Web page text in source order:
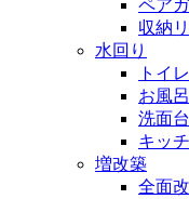
ペア
収納
水回り
トイ
お風
洗面
キッ
増改築
全面